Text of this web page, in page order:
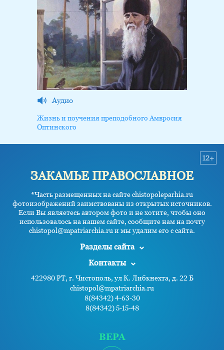
Аудио
Жизнь и поучения преподобного Амвросия
Оптинского
ЗАКАМЬЕ ПРАВОСЛАВНОЕ
*Часть размещенных на сайте chistopoleparhia.ru
фотоизображений заимствованы из открытых источников.
Если Вы являетесь автором фото и не хотите, чтобы оно
использовалось на нашем сайте, сообщите нам на почту
chistopol@mpatriarchia.ru и мы удалим его с сайта.
12+
Разделы сайта
Контакты
422980 РТ, г. Чистополь, ул К. Либкнехта, д. 22 Б
chistopol@mpatriarchia.ru
8(84342) 4-63-30
8(84342) 5-15-48
ВЕРА